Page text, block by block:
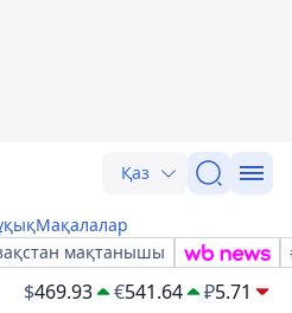
Қаз
Мақалалар
мақтанышы
$469.93 €541.64 ₽5.71